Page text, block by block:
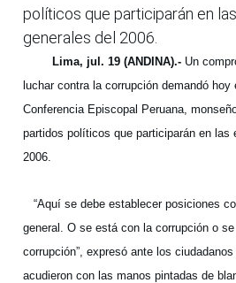
políticos que participarán en
generales del 2006.
Lima, jul. 19 (ANDINA).- Un
luchar contra la corrupción demandó
Conferencia Episcopal Peruana,
partidos políticos que participarán en las
2006.
“Aquí se debe establecer posiciones
general. O se está con la corrupción o
corrupción”, expresó ante los
acudieron con las manos pintadas de